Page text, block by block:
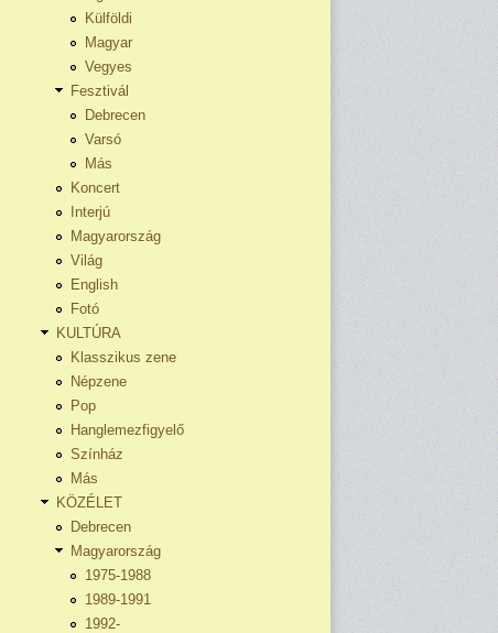
Külföldi
Magyar
Vegyes
Fesztivál
Debrecen
Varsó
Más
Koncert
Interjú
Magyarország
Világ
English
Fotó
KULTÚRA
Klasszikus zene
Népzene
Pop
Hanglemezfigyelő
Színház
Más
KÖZÉLET
Debrecen
Magyarország
1975-1988
1989-1991
1992-